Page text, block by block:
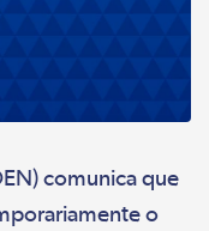
comunica que
o